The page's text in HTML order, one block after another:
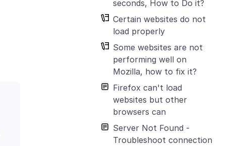
seconds, How to Do it?
Certain websites do not
load properly
Some websites are not
performing well on
Mozilla, how to fix it?
Firefox can't load
websites but other
browsers can
Server Not Found -
Troubleshoot connection